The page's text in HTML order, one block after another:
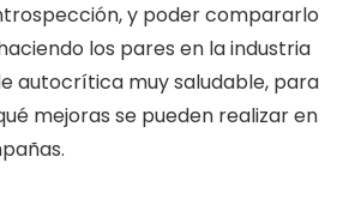
y poder compararlo
los pares en la industria
autocrítica muy saludable, para
mejoras se pueden realizar en